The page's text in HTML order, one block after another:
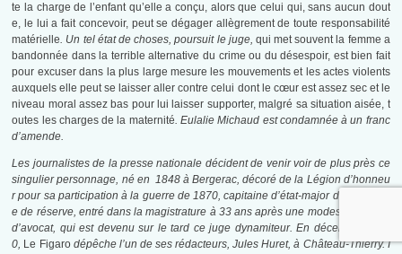
te la charge de l’enfant qu’elle a conçu, alors que celui qui, sans aucun dout
e, le lui a fait concevoir, peut se dégager allègrement de toute responsabilité
matérielle. Un tel état de choses, poursuit le juge, qui met souvent la femme a
bandonnée dans la terrible alternative du crime ou du désespoir, est bien fait
pour excuser dans la plus large mesure les mouvements et les actes violents
auxquels elle peut se laisser aller contre celui dont le cœur est assez sec et le
niveau moral assez bas pour lui laisser supporter, malgré sa situation aisée, t
outes les charges de la maternité. Eulalie Michaud est condamnée à un franc
d’amende.
Les journalistes de la presse nationale décident de venir voir de plus près ce
singulier personnage, né en 1848 à Bergerac, décoré de la Légion d’honneu
r pour sa participation à la guerre de 1870, capitaine d’état-major dans l’armé
e de réserve, entré dans la magistrature à 33 ans après une modeste carrière
d’avocat, qui est devenu sur le tard ce juge dynamiteur. En décembre 190
0, Le Figarodépêche l’un de ses rédacteurs, Jules Huret, à Château-Thierry. I